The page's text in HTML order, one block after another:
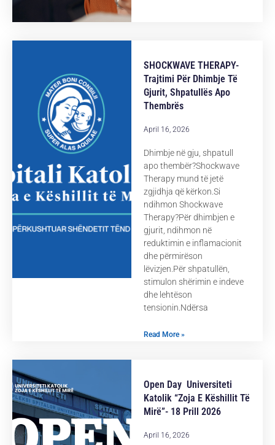
SHOCKWAVE THERAPY-
Trajtimi Për Dhimbje Të
Gjurit, Shpatullës Apo
Thembrës
April 16, 2026
Dhimbje në gju, shpatull
apo thembër?Shockwave
Therapy mund të jetë
zgjidhja që kërkon.Si
ndihmon Shockwave
Therapy?Për dhimbjen e
gjurit, ndihmon në
reduktimin e inflamacionit
dhe përmirëson
lëvizjen.Për shpatullën,
stimulon shërimin e indeve
dhe lehtëson
tensionin.Ndërsa
Read More »
Open Day Universiteti
Katolik “Zoja E Këshillit Të
Mirë”- 18 Prill 2026
April 16, 2026